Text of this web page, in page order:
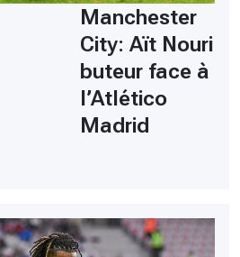
Manchester
City: Aït Nouri
buteur face à
l’Atlético
Madrid